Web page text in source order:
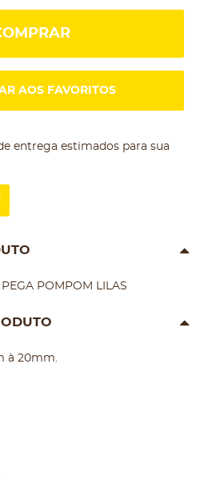
AOS FAVORITOS
entrega estimados para sua
PEGA POMPOM LILAS
à 20mm.